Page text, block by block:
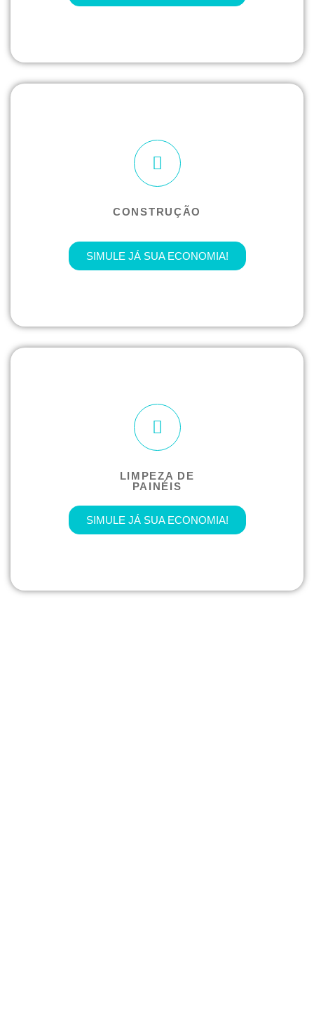
CONSTRUÇÃO
SIMULE JÁ SUA ECONOMIA!
LIMPEZA DE
PAINÉIS
SIMULE JÁ SUA ECONOMIA!